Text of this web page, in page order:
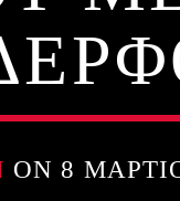
ON 8